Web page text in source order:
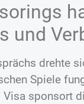
und
drehte
Spiele
Visa sponsort